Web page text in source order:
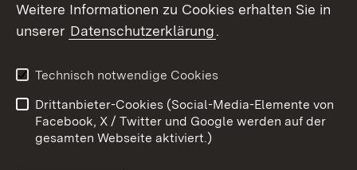
Weitere Informationen zu Cookies erhalten Sie in
unserer Datenschutzerklärung.
Technisch notwendige Cookies
Drittanbieter-Cookies (Social-Media-Elemente von
Facebook, X / Twitter und Google werden auf der
gesamten Webseite aktiviert.)